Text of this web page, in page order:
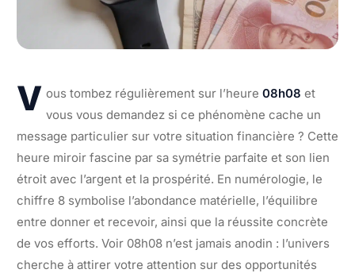
V ous tombez régulièrement sur l’heure08h08 et
vous vous demandez si ce phénomène cache un
message particulier sur votre situation financière ? Cette
heure miroir fascine par sa symétrie parfaite et son lien
étroit avec l’argent et la prospérité. En numérologie, le
chiffre 8 symbolise l’abondance matérielle, l’équilibre
entre donner et recevoir, ainsi que la réussite concrète
de vos efforts. Voir 08h08 n’est jamais anodin : l’univers
cherche à attirer votre attention sur des opportunités